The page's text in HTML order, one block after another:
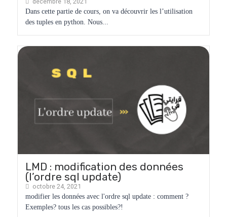
Dans cette partie de cours, on va découvrir les l’utilisation
des tuples en python. Nous...
LMD : modification des données
(l’ordre sql update)
octobre 24, 2021
modifier les données avec l'ordre sql update : comment ?
Exemples? tous les cas possibles?!